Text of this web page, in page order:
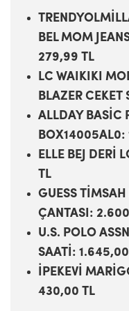
BEL MOM
279,99 TL
LC WAIKIKI
BLAZER
ALLDAY BASİC
BOX14005AL0:
ELLE BEJ DERİ
TL
GUESS
ÇANTASI:
U.S. POLO
SAATİ:
İPEKEVİ
430,00 TL